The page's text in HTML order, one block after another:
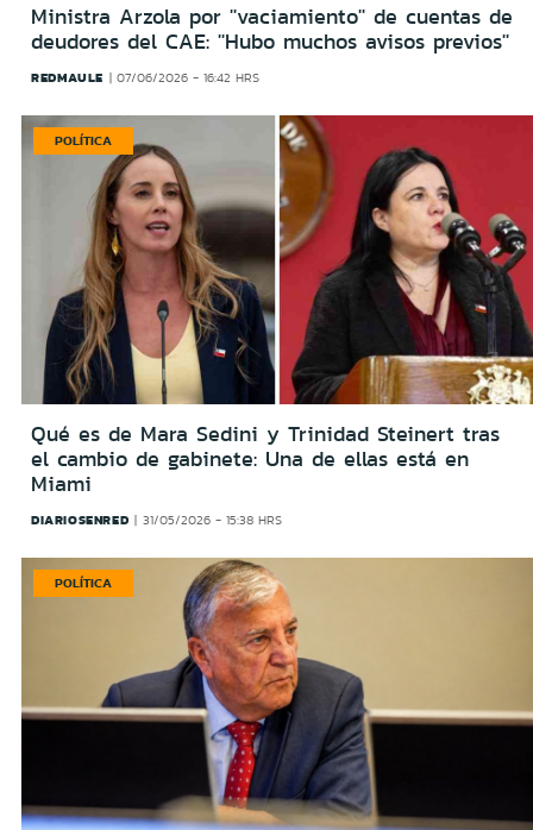
Ministra Arzola por ''vaciamiento'' de cuentas de
deudores del CAE: ''Hubo muchos avisos previos''
REDMAULE 07/06/2026 - 16:42 HRS
POLÍTICA
Qué es de Mara Sedini y Trinidad Steinert tras
el cambio de gabinete: Una de ellas está en
Miami
DIARIOSENRED 31/05/2026 - 15:38 HRS
POLÍTICA